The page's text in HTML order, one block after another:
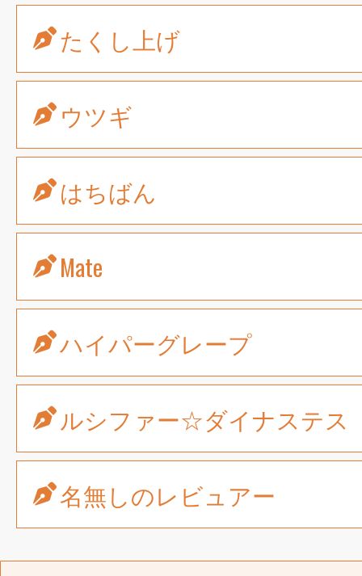
たくし上げ
ウツギ
はちばん
Mate
ハイパーグレープ
ルシファー☆ダイナステス
名無しのレビュアー